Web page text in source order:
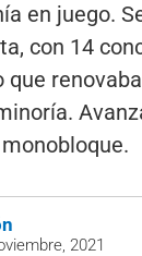
en juego.
con 14
que
2021